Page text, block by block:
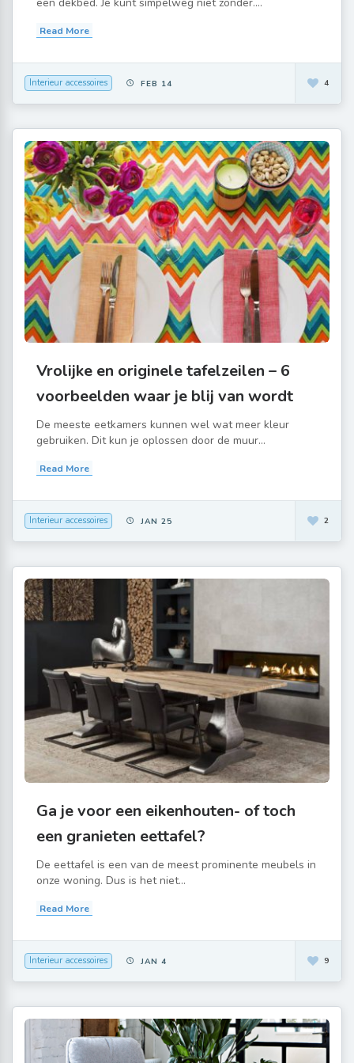
Read More
Interieur accessoires FEB 14 4
Vrolijke en originele tafelzeilen – 6
voorbeelden waar je blij van wordt
De meeste eetkamers kunnen wel wat meer kleur
gebruiken. Dit kun je oplossen door de muur...
Read More
Interieur accessoires JAN 25 2
Ga je voor een eikenhouten- of toch
een granieten eettafel?
De eettafel is een van de meest prominente meubels in
onze woning. Dus is het niet...
Read More
Interieur accessoires JAN 4 9